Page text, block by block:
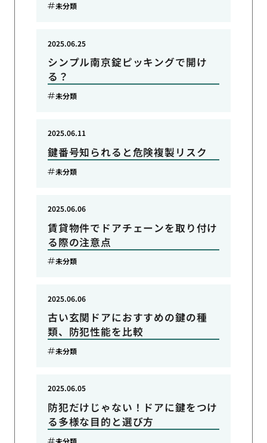
未分類
シンプル南京錠ピッキングで開け
る？
2025.06.25
未分類
鍵番号知られると危険複製リスク
2025.06.11
未分類
賃貸物件でドアチェーンを取り付け
る際の注意点
2025.06.06
未分類
古い玄関ドアにおすすめの鍵の種
類、防犯性能を比較
2025.06.06
未分類
防犯だけじゃない！ドアに鍵をつけ
る多様な目的と選び方
2025.06.05
未分類